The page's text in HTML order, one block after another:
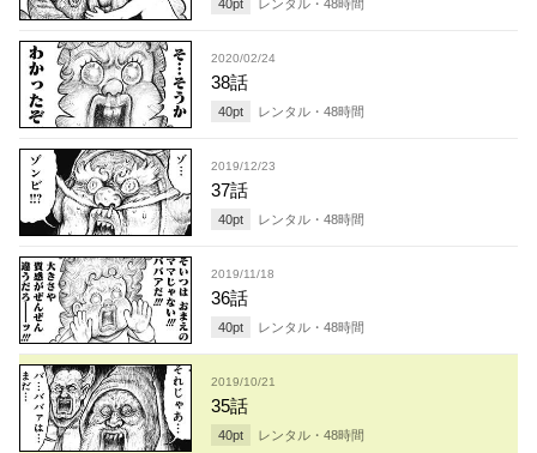
40pt レンタル・ 48時間
2020/02/24
38話
40pt レンタル・ 48時間
2019/12/23
37話
40pt レンタル・ 48時間
2019/11/18
36話
40pt レンタル・ 48時間
2019/10/21
35話
40pt レンタル・ 48時間